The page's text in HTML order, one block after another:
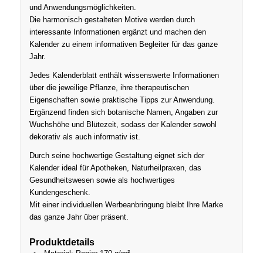
und Anwendungsmöglichkeiten.
Die harmonisch gestalteten Motive werden durch
interessante Informationen ergänzt und machen den
Kalender zu einem informativen Begleiter für das ganze
Jahr.
Jedes Kalenderblatt enthält wissenswerte Informationen
über die jeweilige Pflanze, ihre therapeutischen
Eigenschaften sowie praktische Tipps zur Anwendung.
Ergänzend finden sich botanische Namen, Angaben zur
Wuchshöhe und Blütezeit, sodass der Kalender sowohl
dekorativ als auch informativ ist.
Durch seine hochwertige Gestaltung eignet sich der
Kalender ideal für Apotheken, Naturheilpraxen, das
Gesundheitswesen sowie als hochwertiges
Kundengeschenk.
Mit einer individuellen Werbeanbringung bleibt Ihre Marke
das ganze Jahr über präsent.
Produktdetails